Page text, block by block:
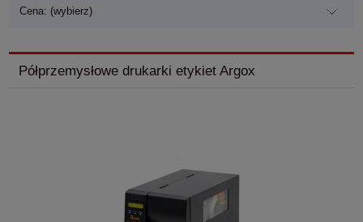
Cena: (wybierz)
Półprzemysłowe drukarki etykiet Argox